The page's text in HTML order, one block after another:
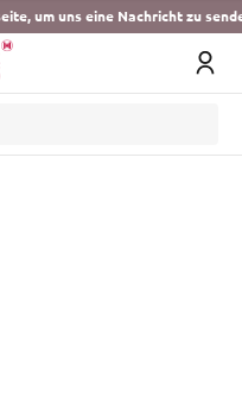
um uns eine Nachricht zu